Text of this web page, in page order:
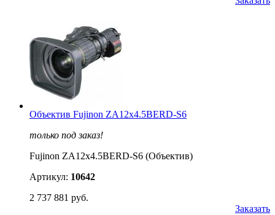
Объектив Fujinon ZA12x4.5BERD-S6
только под заказ!
Fujinon ZA12x4.5BERD-S6 (Объектив)
Артикул: 10642
2 737 881 руб.
Заказать